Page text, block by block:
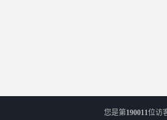
您是第190011位访